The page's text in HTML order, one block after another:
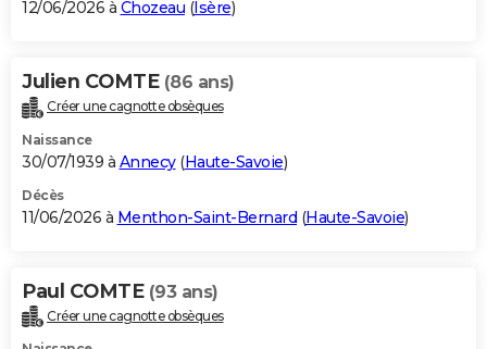
12/06/2026 à Chozeau (Isère)
Julien COMTE (86 ans)
Créer une cagnotte obsèques
Naissance
30/07/1939 à Annecy(Haute-Savoie)
Décès
11/06/2026 à Menthon-Saint-Bernard (Haute-Savoie)
Paul COMTE (93 ans)
Créer une cagnotte obsèques